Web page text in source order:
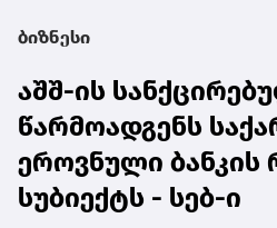
ბიზნესი
აშშ-ის
წარმოადგენს
ეროვნული
სუბიექტს - სებ-ი